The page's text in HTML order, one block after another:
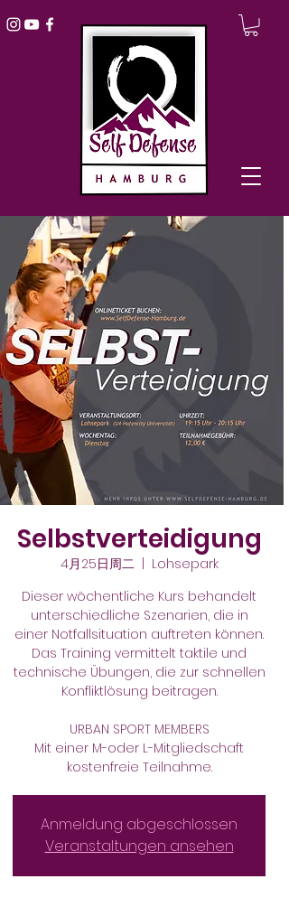
Selbstverteidigung
4月25日周二
  |
Lohsepark
Dieser wöchentliche Kurs behandelt
unterschiedliche Szenarien, die in
einer Notfallsituation auftreten können.
Das Training vermittelt taktile und
technische Übungen, die zur schnellen
Konfliktlösung beitragen.
URBAN SPORT MEMBERS
Mit einer M-oder L-Mitgliedschaft
kostenfreie Teilnahme.
Anmeldung abgeschlossen
Veranstaltungen ansehen